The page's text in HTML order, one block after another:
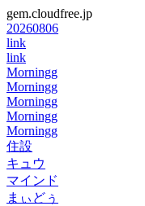
gem.cloudfree.jp
20260806
link
link
Morningg
Morningg
Morningg
Morningg
Morningg
住設
キュウ
マインド
まぃどぅ